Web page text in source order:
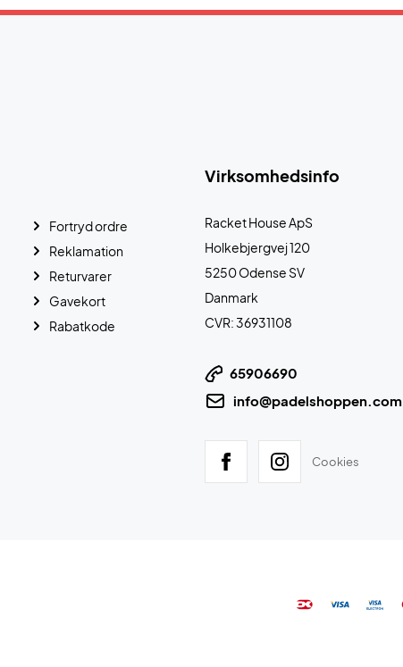
Virksomhedsinfo
Racket House ApS
Holkebjergvej 120
5250 Odense SV
Danmark
CVR: 36931108
65906690
info@padelshoppen.com
Cookies
Fortryd ordre
Reklamation
Returvarer
Gavekort
Rabatkode